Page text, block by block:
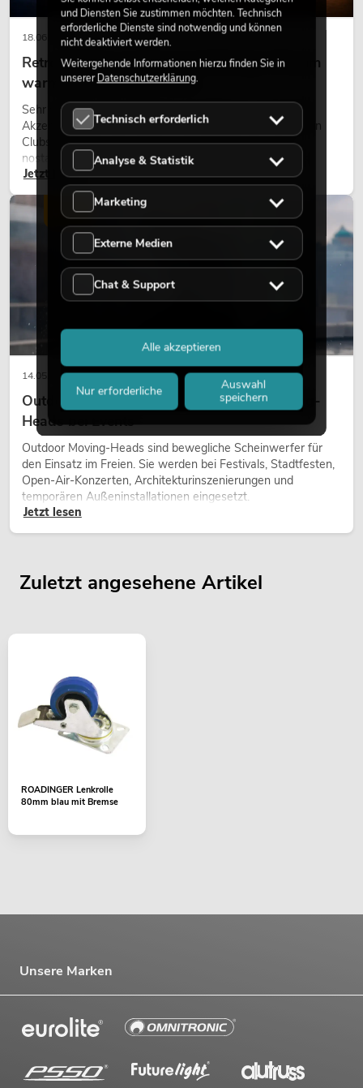
18.06.2026
Retro-Licht im modernen Lichtdesign: Warum
warmes Licht wieder wirkt
Sehr warmes Licht, sichtbare Leuchtflächen und farbige
Akzente prägen viele aktuelle Lichtdesigns auf Bühnen, in
Clubs und bei Events. Retro-Licht ist dabei kein rein
nostalgischer Effekt, sondern ein bewusst eingesetztes
Gestaltungsmittel: Es schafft Atmosphäre, gibt Szenen
Charakter und kann technische LED-Setups emotionaler
wirken lassen.
Jetzt lesen
14.05.2026
Outdoor Moving-Heads: Wetterfeste Moving-
Heads bei Events
Outdoor Moving-Heads sind bewegliche Scheinwerfer für
den Einsatz im Freien. Sie werden bei Festivals, Stadtfesten,
Open-Air-Konzerten, Architekturinszenierungen und
temporären Außeninstallationen eingesetzt.
Jetzt lesen
LICHT
Zuletzt angesehene Artikel
ROADINGER Lenkrolle
80mm blau mit Bremse
Unsere Marken
und Diensten Sie zustimmen möchten. Technisch
erforderliche Dienste sind notwendig und können
nicht deaktiviert werden.
Weitergehende Informationen hierzu finden Sie in
unsererDatenschutzerklärung.
Technisch erforderlich
Analyse & Statistik
Marketing
Externe Medien
Chat & Support
Nur erforderliche
Auswahl
speichern
Alle akzeptieren